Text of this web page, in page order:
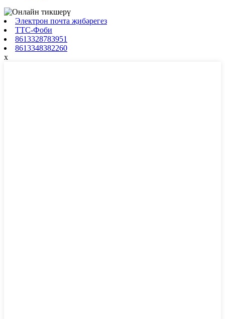
Электрон почта җибәрегез
ТТС-Фоби
8613328783951
8613348382260
x